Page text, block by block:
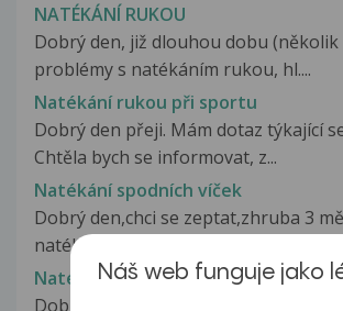
NATÉKÁNÍ RUKOU
Dobrý den, již dlouhou dobu (několik
problémy s natékáním rukou, hl....
Natékání rukou při sportu
Dobrý den přeji. Mám dotaz týkající
Chtěla bych se informovat, z...
Natékání spodních víček
Dobrý den,chci se zeptat,zhruba 3
natékání spodních víček které...
Natékání tváře a pobolívání v krku
Dobrý den, před pul rokem mě
Náš web funguje jako